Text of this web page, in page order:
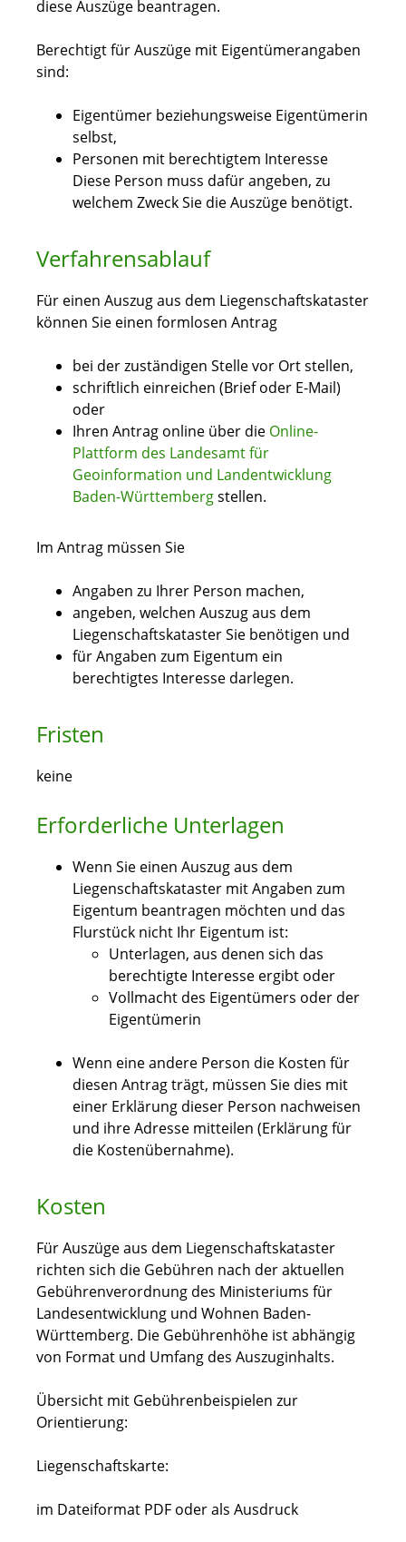
diese Auszüge beantragen.
Berechtigt für Auszüge mit Eigentümerangaben
sind:
Eigentümer beziehungsweise Eigentümerin
selbst,
Personen mit berechtigtem Interesse
Diese Person muss dafür angeben, zu
welchem Zweck Sie die Auszüge benötigt.
Verfahrensablauf
Für einen Auszug aus dem Liegenschaftskataster
können Sie einen formlosen Antrag
bei der zuständigen Stelle vor Ort stellen,
schriftlich einreichen (Brief oder E-Mail)
oder
Ihren Antrag online über die Online-
Plattform des Landesamt für
Geoinformation und Landentwicklung
Baden-Württembergstellen.
Im Antrag müssen Sie
Angaben zu Ihrer Person machen,
angeben, welchen Auszug aus dem
Liegenschaftskataster Sie benötigen und
für Angaben zum Eigentum ein
berechtigtes Interesse darlegen.
Fristen
keine
Erforderliche Unterlagen
Wenn Sie einen Auszug aus dem
Liegenschaftskataster mit Angaben zum
Eigentum beantragen möchten und das
Flurstück nicht Ihr Eigentum ist:
Unterlagen, aus denen sich das
berechtigte Interesse ergibt oder
Vollmacht des Eigentümers oder der
Eigentümerin
Wenn eine andere Person die Kosten für
diesen Antrag trägt, müssen Sie dies mit
einer Erklärung dieser Person nachweisen
und ihre Adresse mitteilen (Erklärung für
die Kostenübernahme).
Kosten
Für Auszüge aus dem Liegenschaftskataster
richten sich die Gebühren nach der aktuellen
Gebührenverordnung des Ministeriums für
Landesentwicklung und Wohnen Baden-
Württemberg. Die Gebührenhöhe ist abhängig
von Format und Umfang des Auszuginhalts.
Übersicht mit Gebührenbeispielen zur
Orientierung:
Liegenschaftskarte:
im Dateiformat PDF oder als Ausdruck